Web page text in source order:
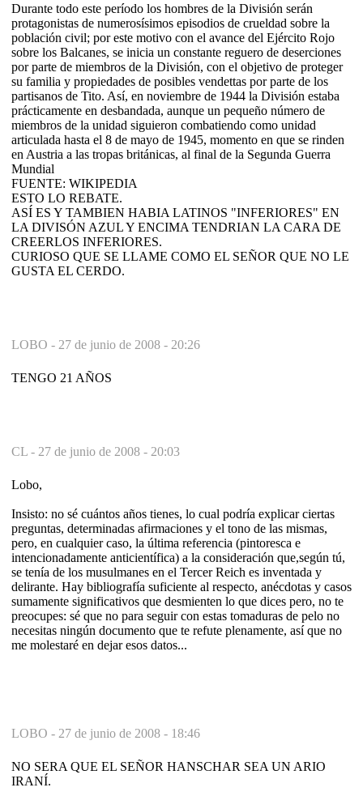
Durante todo este período los hombres de la División serán
protagonistas de numerosísimos episodios de crueldad sobre la
población civil; por este motivo con el avance del Ejército Rojo
sobre los Balcanes, se inicia un constante reguero de deserciones
por parte de miembros de la División, con el objetivo de proteger
su familia y propiedades de posibles vendettas por parte de los
partisanos de Tito. Así, en noviembre de 1944 la División estaba
prácticamente en desbandada, aunque un pequeño número de
miembros de la unidad siguieron combatiendo como unidad
articulada hasta el 8 de mayo de 1945, momento en que se rinden
en Austria a las tropas británicas, al final de la Segunda Guerra
Mundial
FUENTE: WIKIPEDIA
ESTO LO REBATE.
ASÍ ES Y TAMBIEN HABIA LATINOS "INFERIORES" EN
LA DIVISÓN AZUL Y ENCIMA TENDRIAN LA CARA DE
CREERLOS INFERIORES.
CURIOSO QUE SE LLAME COMO EL SEÑOR QUE NO LE
GUSTA EL CERDO.
LOBO - 27 de junio de 2008 - 20:26
TENGO 21 AÑOS
CL - 27 de junio de 2008 - 20:03
Lobo,
Insisto: no sé cuántos años tienes, lo cual podría explicar ciertas
preguntas, determinadas afirmaciones y el tono de las mismas,
pero, en cualquier caso, la última referencia (pintoresca e
intencionadamente anticientífica) a la consideración que,según tú,
se tenía de los musulmanes en el Tercer Reich es inventada y
delirante. Hay bibliografía suficiente al respecto, anécdotas y casos
sumamente significativos que desmienten lo que dices pero, no te
preocupes: sé que no para seguir con estas tomaduras de pelo no
necesitas ningún documento que te refute plenamente, así que no
me molestaré en dejar esos datos...
LOBO - 27 de junio de 2008 - 18:46
NO SERA QUE EL SEÑOR HANSCHAR SEA UN ARIO
IRANÍ.